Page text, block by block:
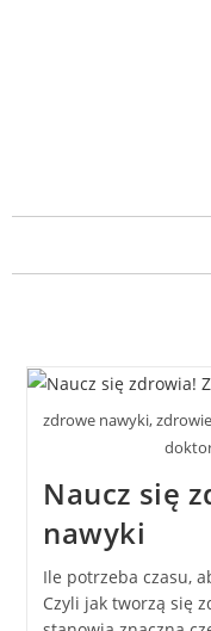
zdrowe nawyki,
Naucz się
nawyki
Ile potrzeba czasu,
Czyli jak tworzą się